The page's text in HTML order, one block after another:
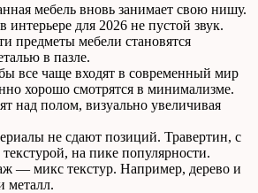
мебель вновь занимает свою нишу.
интерьере для 2026 не пустой звук.
предметы мебели становятся
в пазле.
все чаще входят в современный мир
хорошо смотрятся в минимализме.
над полом, визуально увеличивая
не сдают позиций. Травертин, с
на пике популярности.
— микс текстур. Например, дерево и
металл.